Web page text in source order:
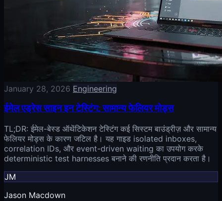
January 28, 2026 Engineering
ईमेल एड्रेस साइन इन टेस्टिंग: सामान्य फेलियर मोड्स
TL;DR: ईमेल-बेस्ड ऑथेंटिकेशन टेस्टिंग कई सिस्टम बाउंड्रीज़ और सामान्य
फेलियर मोड्स के कारण जटिल है। यह गाइड isolated inboxes,
correlation IDs, और event-driven waiting का उपयोग करके
deterministic test harnesses बनाने की रणनीति प्रदान करता है।
JM
Jason Macdown